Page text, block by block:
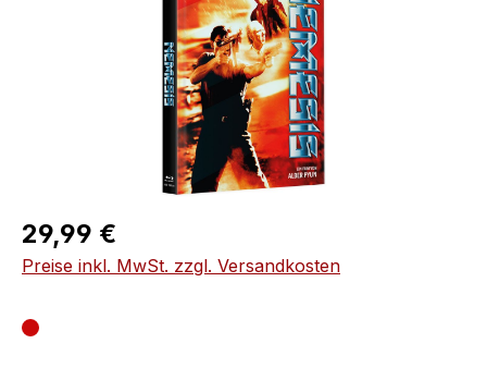
Regulärer Preis:
29,99 €
Preise inkl. MwSt. zzgl. Versandkosten